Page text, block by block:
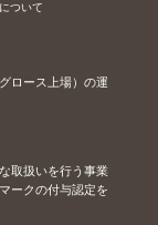
ついて
ロース上場）の運
取扱いを行う事業
ークの付与認定を